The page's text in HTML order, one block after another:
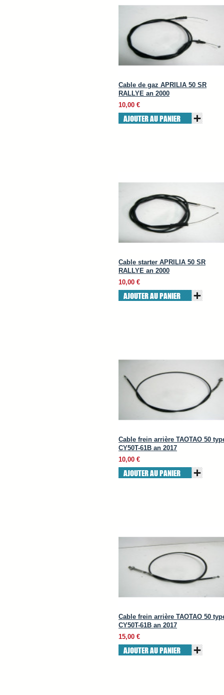
Cable de gaz APRILIA 50 SR
RALLYE an 2000
10,00 €
AJOUTER AU PANIER
Cable starter APRILIA 50 SR
RALLYE an 2000
10,00 €
AJOUTER AU PANIER
Cable frein arrière TAOTAO 50
CY50T-61B an 2017
10,00 €
AJOUTER AU PANIER
Cable frein arrière TAOTAO 50
CY50T-61B an 2017
15,00 €
AJOUTER AU PANIER